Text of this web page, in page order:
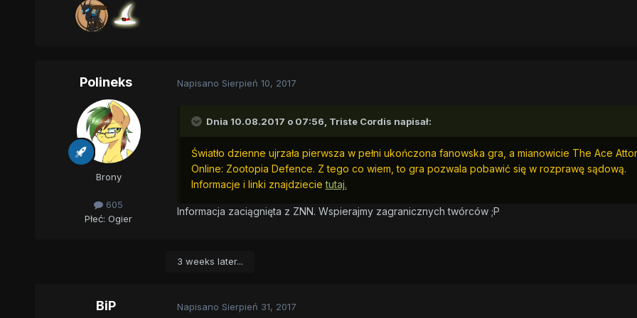
Polineks
Brony
605
Płeć: Ogier
Napisano Sierpień 10, 2017
Dnia 10.08.2017 o 07:56, Triste Cordis napisał:
Światło dzienne ujrzała pierwsza w pełni ukończona fanowska gra, a mianowicie The Ace
Online: Zootopia Defence. Z tego co wiem, to gra pozwala pobawić się w rozprawę sądową.
Informacje i linki znajdziecie tutaj.
Informacja zaciągnięta z ZNN. Wspierajmy zagranicznych twórców ;P
3 weeks later...
BiP Napisano Sierpień 31, 2017